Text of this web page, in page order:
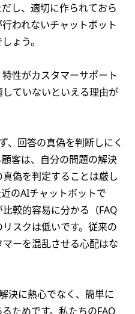
し、適切に作られておら
われないチャットボット
ょう。
性がカスタマーサポート
ていないといえる理由が
、回答の真偽を判断しにく
客は、自分の問題の解決
偽を判定することは厳し
のAIチャットボットで
較的容易に分かる（FAQ
スクは低いです。従来の
ーを混乱させる心配はな
決に熱心でなく、簡単に
ためです。私たちのFAQ